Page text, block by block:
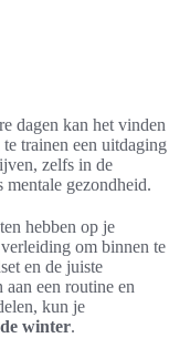
dagen kan het vinden
trainen een uitdaging
zelfs in de
gezondheid.
hebben op je
om binnen te
en de juiste
een routine en
kun je
winter.